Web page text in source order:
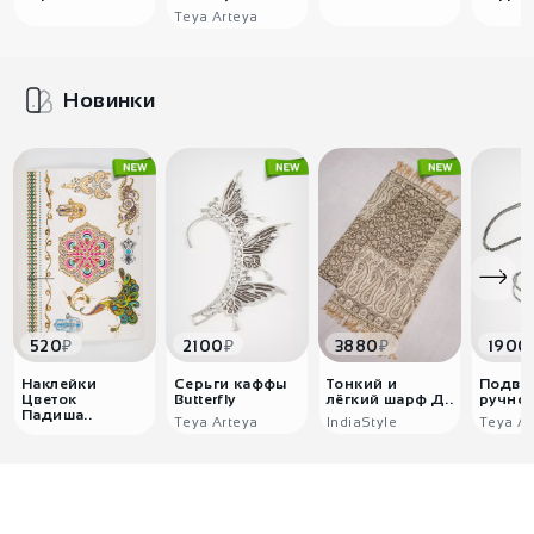
Teya Arteya
Новинки
520₽
Наклейки
Цветок
Падиша..
2100₽
Серьги каффы
Butterfly
Teya Arteya
3880₽
Тонкий и
лёгкий шарф Д..
IndiaStyle
1900
Teya